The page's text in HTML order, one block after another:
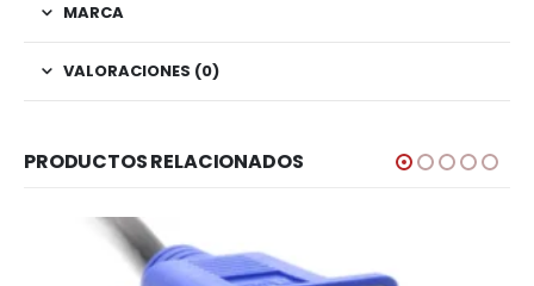
MARCA
VALORACIONES (0)
PRODUCTOS RELACIONADOS